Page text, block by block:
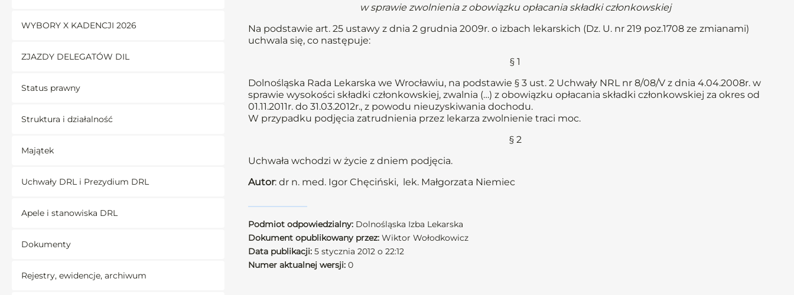
WYBORY X KADENCJI 2026
ZJAZDY DELEGATÓW DIL
Status prawny
Struktura i działalność
Majątek
Uchwały DRL i Prezydium DRL
Apele i stanowiska DRL
Dokumenty
Rejestry, ewidencje, archiwum
w sprawie zwolnienia z obowiązku opłacania składki członkowskiej
Na podstawie art. 25 ustawy z dnia 2 grudnia 2009r. o izbach lekarskich (Dz. U. nr 219 poz.1708 ze zmianami)
uchwala się, co następuje:
§ 1
Dolnośląska Rada Lekarska we Wrocławiu, na podstawie § 3 ust. 2 Uchwały NRL nr 8/08/V z dnia 4.04.2008r. w
sprawie wysokości składki członkowskiej, zwalnia (…) z obowiązku opłacania składki członkowskiej za okres od
01.11.2011r. do 31.03.2012r., z powodu nieuzyskiwania dochodu.
W przypadku podjęcia zatrudnienia przez lekarza zwolnienie traci moc.
§ 2
Uchwała wchodzi w życie z dniem podjęcia.
Autor: dr n. med. Igor Chęciński, lek. Małgorzata Niemiec
Podmiot odpowiedzialny: Dolnośląska Izba Lekarska
Dokument opublikowany przez: Wiktor Wołodkowicz
Data publikacji: 5 stycznia 2012 o 22:12
Numer aktualnej wersji: 0